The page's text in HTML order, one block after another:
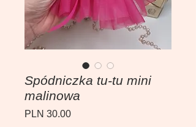
Spódniczka tu-tu mini
malinowa
PLN 30.00Price